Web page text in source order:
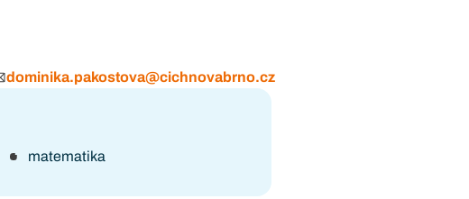
dominika.pakostova@cichnovabrno.cz
matematika